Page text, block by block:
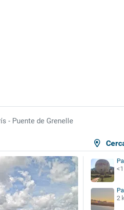
- Puente de Grenelle
2